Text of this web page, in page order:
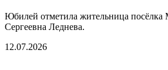
Юбилей отметила жительница
Сергеевна Леднева.
12.07.2026